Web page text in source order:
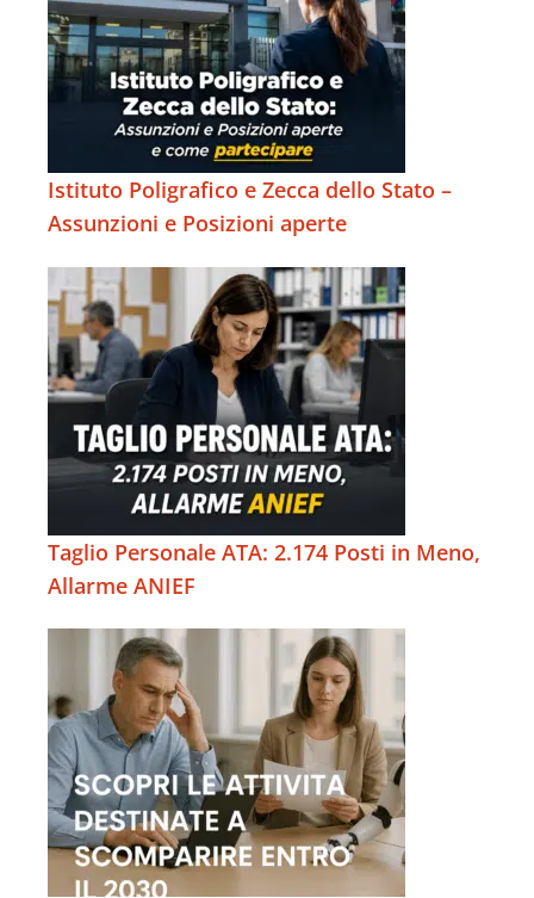
Istituto Poligrafico e Zecca dello Stato –
Assunzioni e Posizioni aperte
Taglio Personale ATA: 2.174 Posti in Meno,
Allarme ANIEF